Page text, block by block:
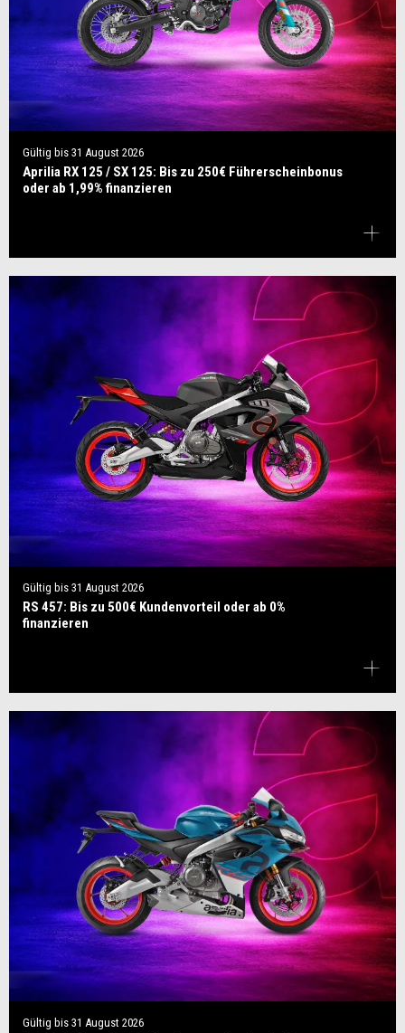
Gültig bis 31 August 2026
Aprilia RX 125 / SX 125: Bis zu 250€ Führerscheinbonus
oder ab 1,99% finanzieren
Gültig bis 31 August 2026
RS 457: Bis zu 500€ Kundenvorteil oder ab 0%
finanzieren
Gültig bis 31 August 2026